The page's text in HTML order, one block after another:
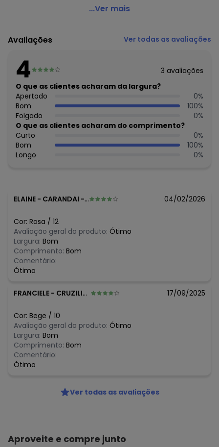
Mundi - Conjunto Infantil Menina com Bordado Fino
Código do produto: 7671441
Modelagem: Ampla
Decote frente: Redondo
Decote costas: Redondo
Fornecedor: BRANDILI TÊXTIL LTDA / CNPJ 84.229.889/0001-
Feito: Brasil
Cuidados para conservação do produto: Não usar
alvejante a base de cloro
Tecido: Moletom
Composição: Blusão cropped 100%algodão / shorts
100%poliéster
algum dia do mês, para o menor tamanho disponível.
julho/2026
junho/2026
maio/2026
abril/2026
março/2026
fevereiro/2026
...Ver mais
Avaliações Ver todas as avaliações
4 3 avaliações
O que as clientes acharam da largura?
Apertado
0%
Bom
100%
Folgado
0%
O que as clientes acharam do comprimento?
Curto
0%
Bom
100%
Longo
0%
ELAINE - CARANDAI - MG 04/02/2026
Cor: Rosa / 12
Avaliação geral do produto: Ótimo
Largura: Bom
Comprimento: Bom
Comentário:
Ótimo
FRANCIELE - CRUZILIA - MG 17/09/2025
Cor: Bege / 10
Avaliação geral do produto: Ótimo
Largura: Bom
Comprimento: Bom
Comentário:
Ótimo
Ver todas as avaliações
Aproveite e compre junto